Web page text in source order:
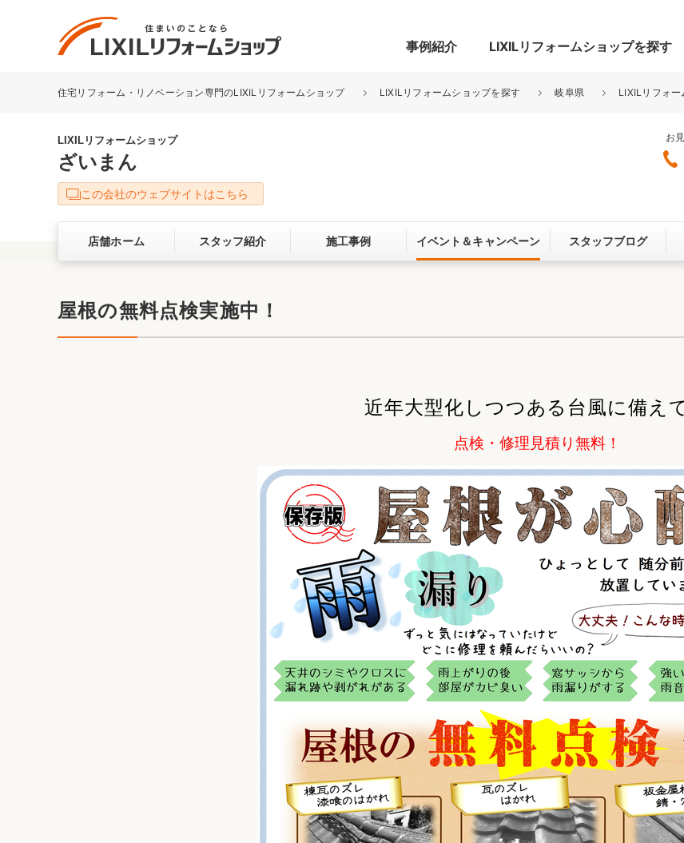
事例紹介
リフォーム事例を探す
キッチン
洗面化粧室 トイレ 玄関まわり 門まわ
ベランダ・バルコニー ガーデンスペース カースペース
3Dシミュレーション
LIXILリフォームショップを探す
LIXILリフォームショップについて
サービス向上・品質改善の取り組み お客さま満足度アンケート
ここ
ライフスタイルコンパス リフ
中古物件探しから性能向上リフォームをワン
リフォームお役立ち情報
おすすめ情報
住宅リフォーム・リノベーション専門のLIXILリフォームショップ LIXILリフォームショップを探す 岐阜県 LIXILリフォ
LIXILリフォームショップ
ざいまん
お
この会社のウェブサイトはこちら
店舗ホーム スタッフ紹介 施工事例 イベント＆キャンペーン スタッフブログ
屋根の無料点検実施中！
近年大型化しつつある台風に備え
点検・修理見積り無料！